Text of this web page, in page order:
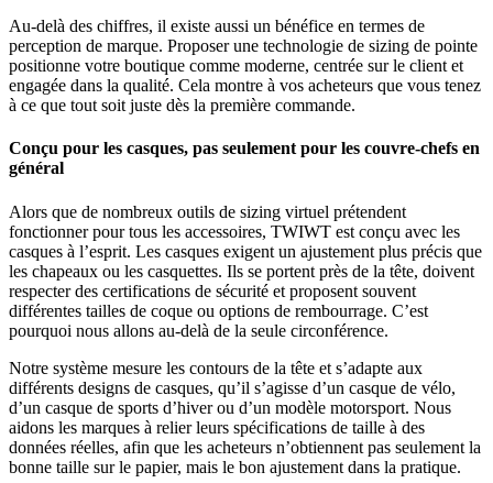
Au-delà des chiffres, il existe aussi un bénéfice en termes de
perception de marque. Proposer une technologie de sizing de pointe
positionne votre boutique comme moderne, centrée sur le client et
engagée dans la qualité. Cela montre à vos acheteurs que vous tenez
à ce que tout soit juste dès la première commande.
Conçu pour les casques, pas seulement pour les couvre-chefs en
général
Alors que de nombreux outils de sizing virtuel prétendent
fonctionner pour tous les accessoires, TWIWT est conçu avec les
casques à l’esprit. Les casques exigent un ajustement plus précis que
les chapeaux ou les casquettes. Ils se portent près de la tête, doivent
respecter des certifications de sécurité et proposent souvent
différentes tailles de coque ou options de rembourrage. C’est
pourquoi nous allons au-delà de la seule circonférence.
Notre système mesure les contours de la tête et s’adapte aux
différents designs de casques, qu’il s’agisse d’un casque de vélo,
d’un casque de sports d’hiver ou d’un modèle motorsport. Nous
aidons les marques à relier leurs spécifications de taille à des
données réelles, afin que les acheteurs n’obtiennent pas seulement la
bonne taille sur le papier, mais le bon ajustement dans la pratique.